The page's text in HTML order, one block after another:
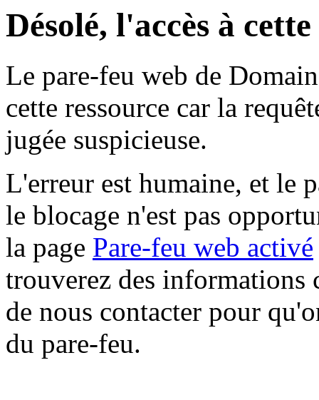
Désolé, l'accès à
Le pare-feu web de
cette ressource car la
jugée suspicieuse.
L'erreur est humaine, et le
le blocage n'est pas
la page Pare-feu web activé
trouverez des informations
de nous contacter pour
du pare-feu.